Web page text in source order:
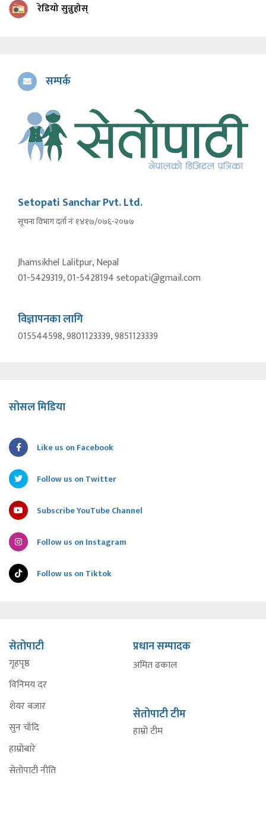
रेडियो सुन्नुहोस्
सम्पर्क
Setopati Sanchar Pvt. Ltd.
सूचना विभाग दर्ता नंः १४१७/०७६-२०७७
Jhamsikhel Lalitpur, Nepal
01-5429319, 01-5428194 setopati@gmail.com
विज्ञापनका लागि
015544598, 9801123339, 9851123339
सोसल मिडिया
Like us on Facebook
Follow us on Twitter
Subscribe YouTube Channel
Follow us on Instagram
Follow us on Tiktok
सेतोपाटी
गृहपृष्ठ
विनिमय दर
शेयर बजार
सुन चाँदि
हाम्रोबारे
सेतोपाटी नीति
प्रधान सम्पादक
अमित ढकाल
सेतोपाटी टीम
हाम्रो टीम